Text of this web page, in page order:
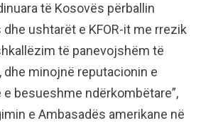
të Kosovës përballin
ushtarët e KFOR-it me rrezik
të panevojshëm të
minojnë reputacionin e
besueshme ndërkombëtare”,
e Ambasadës amerikane në